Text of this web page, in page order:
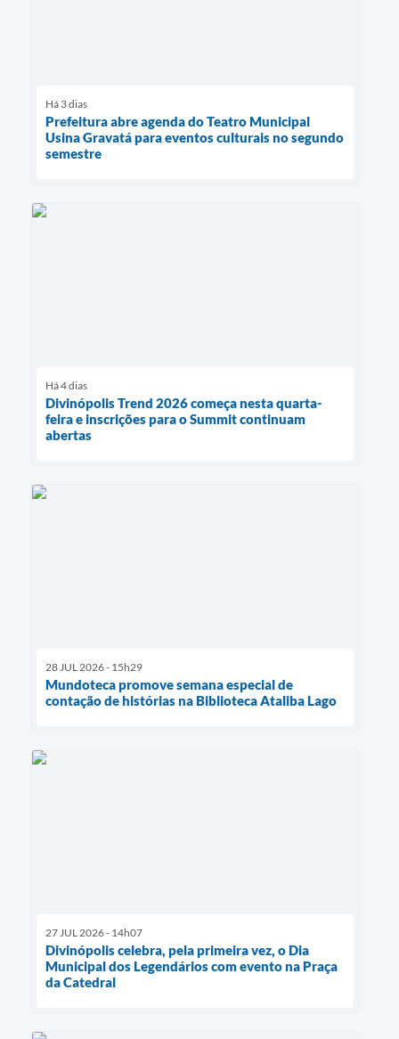
Há 3 dias
Prefeitura abre agenda do Teatro Municipal
Usina Gravatá para eventos culturais no segundo
semestre
Há 4 dias
Divinópolis Trend 2026 começa nesta quarta-
feira e inscrições para o Summit continuam
abertas
28 JUL 2026 - 15h29
Mundoteca promove semana especial de
contação de histórias na Biblioteca Ataliba Lago
27 JUL 2026 - 14h07
Divinópolis celebra, pela primeira vez, o Dia
Municipal dos Legendários com evento na Praça
da Catedral